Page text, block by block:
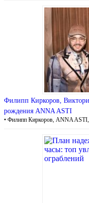
Филипп Киркоров,
рождения ANNA ASTI
• Филипп Киркоров, ANNA ASTI,